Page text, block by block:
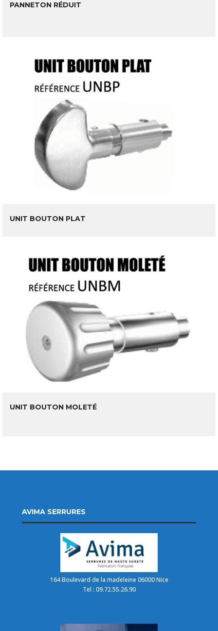
PANNETON RÉDUIT
UNIT BOUTON PLAT
UNIT BOUTON MOLETÉLIRE LA SUITE
AVIMA SERRURES
164 Boulevard de la madeleine 06000 Nice
Tel : 09.72.55.26.90